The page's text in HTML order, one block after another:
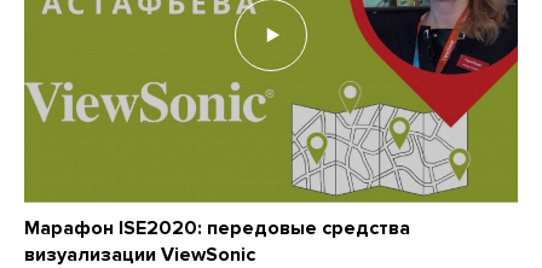
Марафон ISE2020: передовые средства
визуализации ViewSonic